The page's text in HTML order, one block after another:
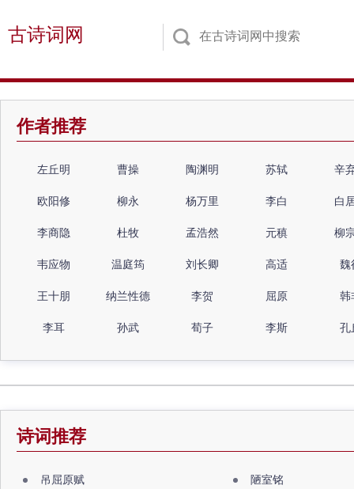
古诗词网
作者推荐
左丘明 曹操 陶渊明 苏轼 辛
欧阳修 柳永 杨万里 李白 白
李商隐 杜牧 孟浩然 元稹 柳
韦应物 温庭筠 刘长卿 高适 魏
王十朋 纳兰性德 李贺 屈原 韩
李耳 孙武 荀子 李斯 孔
诗词推荐
吊屈原赋 陋室铭